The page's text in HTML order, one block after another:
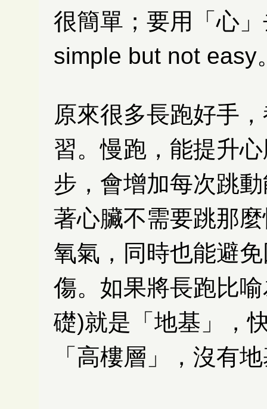
很簡單；要用「心
simple but not
原來很多長跑好手
習。慢跑，能提升
步，會增加每次跳
著心臟不需要跳那
氧氣，同時也能避
傷。如果將長跑比
礎)就是「地基」，
「高樓層」，沒有